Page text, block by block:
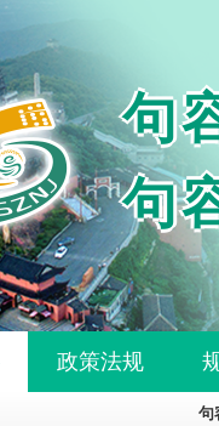
句
句
政策法规